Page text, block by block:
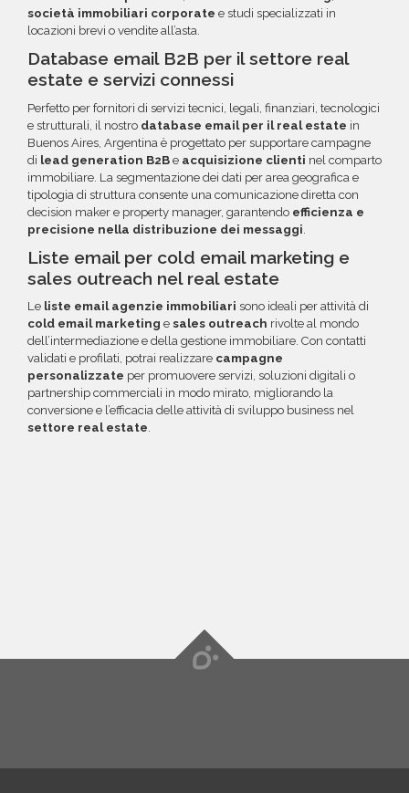
società immobiliari corporate e studi specializzati in
locazioni brevi o vendite all’asta.
Database email B2B per il settore real
estate e servizi connessi
Perfetto per fornitori di servizi tecnici, legali, finanziari, tecnologici
e strutturali, il nostro database email per il real estate in
Buenos Aires, Argentina è progettato per supportare campagne
di lead generation B2B e acquisizione clienti nel comparto
immobiliare. La segmentazione dei dati per area geografica e
tipologia di struttura consente una comunicazione diretta con
decision maker e property manager, garantendo efficienza e
precisione nella distribuzione dei messaggi
Liste email per cold email marketing e
sales outreach nel real estate
Le liste email agenzie immobiliari sono ideali per attività di
cold email marketing e sales outreach rivolte al mondo
dell’intermediazione e della gestione immobiliare. Con contatti
validati e profilati, potrai realizzare campagne
personalizzate per promuovere servizi, soluzioni digitali o
partnership commerciali in modo mirato, migliorando la
conversione e l’efficacia delle attività di sviluppo business nel
settore real estate.